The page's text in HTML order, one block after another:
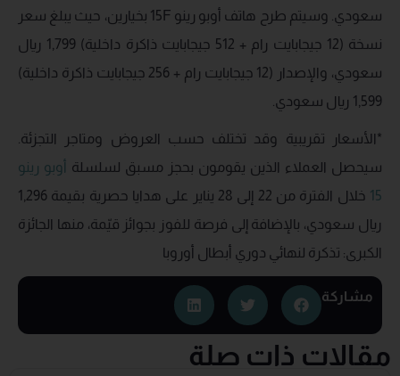
سعودي. وسيتم طرح هاتف أوبو رينو 15F بخيارين، حيث يبلغ سعر
نسخة (12 جيجابايت رام + 512 جيجابايت ذاكرة داخلية) 1,799 ريال
سعودي، والإصدار (12 جيجابايت رام + 256 جيجابايت ذاكرة داخلية)
1,599 ريال سعودي.
*الأسعار تقريبية وقد تختلف حسب العروض ومتاجر التجزئة.
سيحصل العملاء الذين يقومون بحجز مسبق لسلسلة أوبو رينو
15
خلال الفترة من 22 إلى 28 يناير على هدايا حصرية بقيمة 1,296
ريال سعودي، بالإضافة إلى فرصة للفوز بجوائز قيّمة، منها الجائزة
الكبرى: تذكرة لنهائي دوري أبطال أوروبا
مشاركة
مقالات ذات صلة